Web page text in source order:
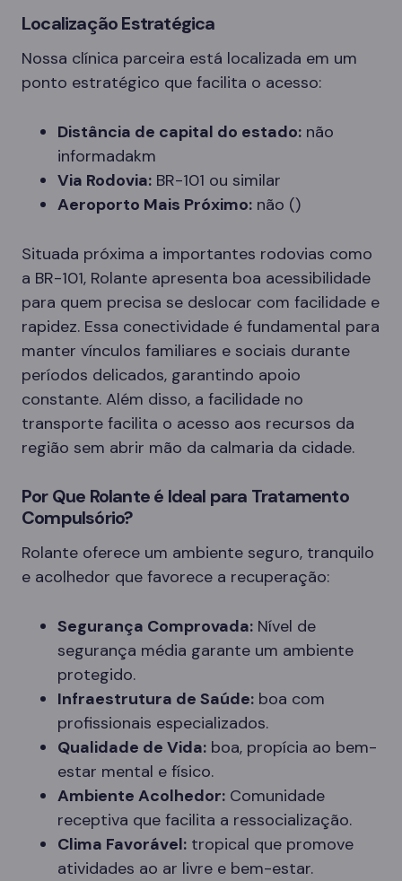
Localização Estratégica
Nossa clínica parceira está localizada em um
ponto estratégico que facilita o acesso:
Distância de capital do estado: não
informadakm
Via Rodovia: BR-101 ou similar
Aeroporto Mais Próximo: não ()
Situada próxima a importantes rodovias como
a BR-101, Rolante apresenta boa acessibilidade
para quem precisa se deslocar com facilidade e
rapidez. Essa conectividade é fundamental para
manter vínculos familiares e sociais durante
períodos delicados, garantindo apoio
constante. Além disso, a facilidade no
transporte facilita o acesso aos recursos da
região sem abrir mão da calmaria da cidade.
Por Que Rolante é Ideal para Tratamento
Compulsório?
Rolante oferece um ambiente seguro, tranquilo
e acolhedor que favorece a recuperação:
Segurança Comprovada: Nível de
segurança média garante um ambiente
protegido.
Infraestrutura de Saúde: boa com
profissionais especializados.
Qualidade de Vida: boa, propícia ao bem-
estar mental e físico.
Ambiente Acolhedor: Comunidade
receptiva que facilita a ressocialização.
Clima Favorável: tropical que promove
atividades ao ar livre e bem-estar.